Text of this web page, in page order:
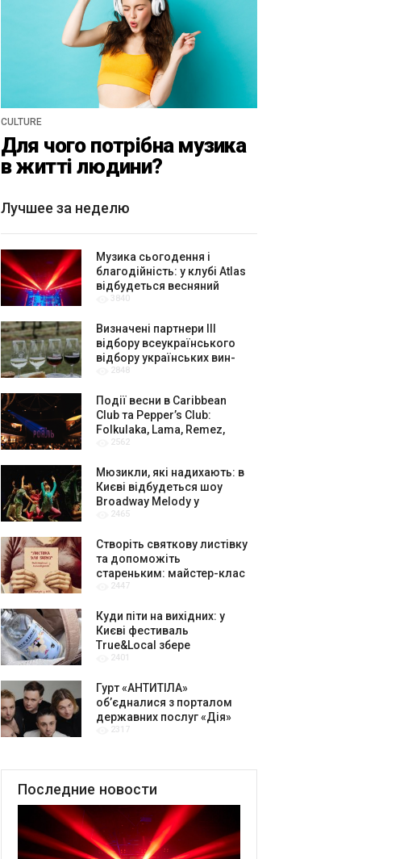
CULTURE
Для чого потрібна музика
в житті людини?
Лучшее за неделю
Музика сьогодення і
благодійність: у клубі Atlas
відбудеться весняний
«ГОМІН»
3840
Визначені партнери ІІІ
відбору всеукраїнського
відбору українських вин-
амбасадорів
2848
Події весни в Caribbean
Club та Pepper’s Club:
Folkulaka, Lama, Remez,
вар’єте «Рояль» і триб’ют-
2562
Мюзикли, які надихають: в
Києві відбудеться шоу
Broadway Melody у
виконанні юних артистів
2465
Створіть святкову листівку
та допоможіть
стареньким: майстер-клас
від БФ «Юлині Бабусі» на
2447
Куди піти на вихідних: у
Києві фестиваль
True&Local збере
крафтярів, лекторів і гурт
2401
Гурт «АНТИТІЛА»
обʼєдналися з порталом
державних послуг «Дія»
для привітання молодят
2317
Последние новости